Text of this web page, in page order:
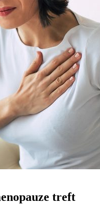
treft